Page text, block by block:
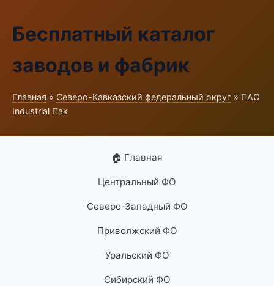
Бесплатный каталог
заводов и фабрик
Главная » Северо-Кавказский федеральный округ » ПАО
Industrial Пак
🏠 Главная
Центральный ФО
Северо-Западный ФО
Приволжский ФО
Уральский ФО
Сибирский ФО